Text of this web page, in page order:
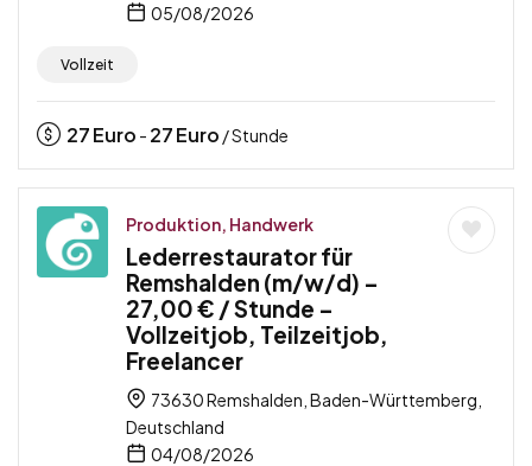
05/08/2026
Vollzeit
27Euro - 27Euro / Stunde
Produktion, Handwerk
Lederrestaurator für
Remshalden (m/w/d) –
27,00 € / Stunde –
Vollzeitjob, Teilzeitjob,
Freelancer
73630 Remshalden, Baden-Württemberg,
Deutschland
04/08/2026